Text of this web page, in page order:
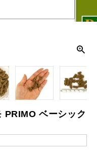
PRIMO ベーシック